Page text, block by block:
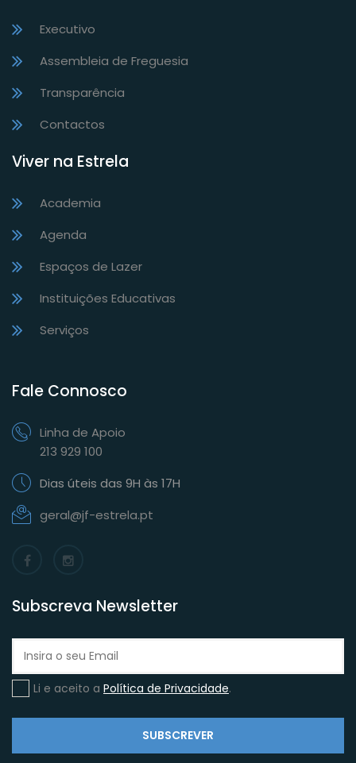
Executivo
Assembleia de Freguesia
Transparência
Contactos
Viver na Estrela
Academia
Agenda
Espaços de Lazer
Instituições Educativas
Serviços
Fale Connosco
Linha de Apoio
213 929 100
Dias úteis das 9H às 17H
geral@jf-estrela.pt
Subscreva Newsletter
Li e aceito a Política de Privacidade.
SUBSCREVER